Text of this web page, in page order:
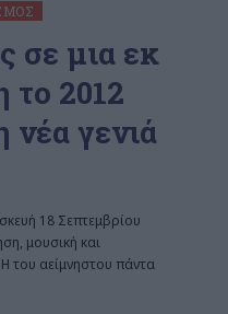
σε μια εκ
το 2012
νέα γενιά
18 Σεπτεμβρίου
μουσική και
του αείμνηστου πάντα